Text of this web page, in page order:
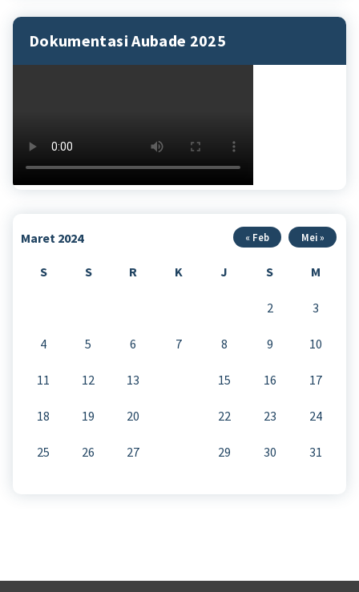
Dokumentasi Aubade 2025
Maret 2024
S S R K J S M
2 3
4 5 6 7 8 9 10
11 12 13 15 16 17
18 19 20 22 23 24
25 26 27 29 30 31
« Feb Mei »